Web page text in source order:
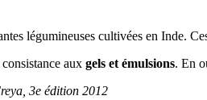
légumineuses cultivées en Inde.
aux gels et émulsions. En
3e édition 2012